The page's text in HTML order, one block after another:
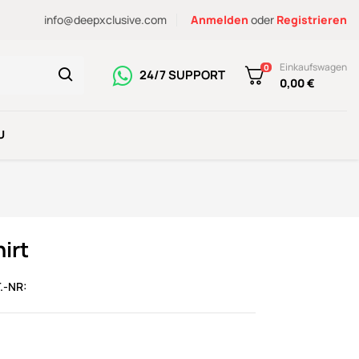
info@deepxclusive.com Anmelden oder Registrieren
24/7 SUPPORT 0 Einkaufswagen
0,00 €
NR: